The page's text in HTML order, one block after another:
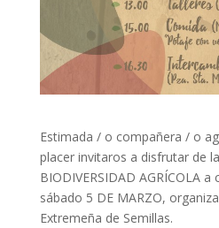
Estimada / o compañera / o
placer invitaros a disfrutar de
BIODIVERSIDAD AGRÍCOLA
sábado 5 DE MARZO,
Extremeña de Semillas.